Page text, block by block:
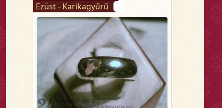
Ezüst - Karikagyűrű